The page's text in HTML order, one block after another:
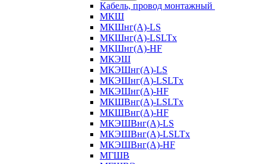
Кабель, провод монтажный
МКШ
МКШнг(А)-LS
МКШнг(А)-LSLTx
МКШнг(А)-HF
МКЭШ
МКЭШнг(А)-LS
МКЭШнг(А)-LSLTx
МКЭШнг(А)-HF
МКШВнг(A)-LSLTx
МКШВнг(А)-HF
МКЭШВнг(А)-LS
МКЭШВнг(A)-LSLTx
МКЭШВнг(А)-HF
МГШВ